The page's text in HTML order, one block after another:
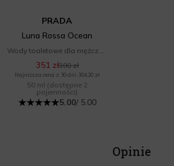
PRADA
Luna Rossa Ocean
351 zł390 zł
Najniższa cena z 30 dni: 304,20 zł
50 ml (dostępne 2
pojemności)
5.00/ 5.00
Opinie